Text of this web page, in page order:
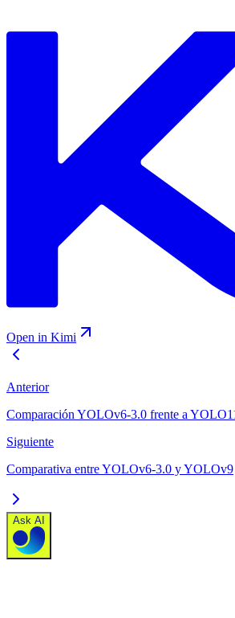
Open in Kimi
Anterior
Comparación YOLOv6-3.0 frente a
Siguiente
Comparativa entre YOLOv6-3.0 y YOLOv9
Ask AI